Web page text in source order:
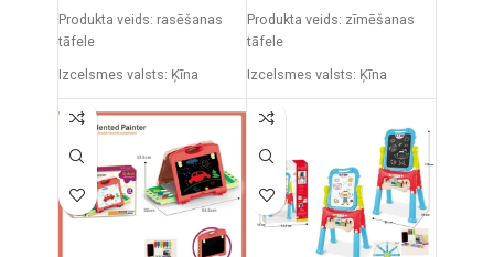
Produkta veids: rasēšanas
tāfele
Izcelsmes valsts: Ķīna
Iepakojuma izmēri: 91 x 5 x
55 cm
Produkta izmēri: 86 x 53 x 45
cm
Produkta veids: zīmēšanas
tāfele
Izcelsmes valsts: Ķīna
Iepakojuma izmēri: 12 x 53,5
x 61,5 cm
Produkta izmēri: 33 x 58 x 84
cm
Ieteicamais vecums: no 3